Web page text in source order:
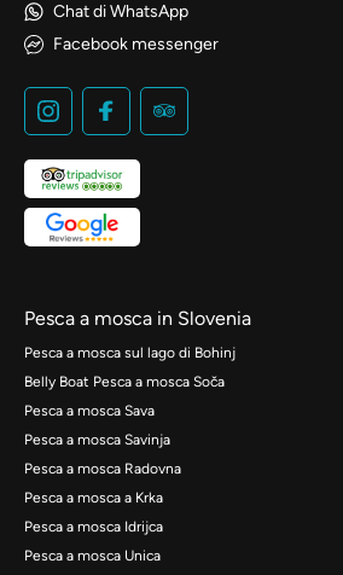
Chat di WhatsApp
Facebook messenger
Pesca a mosca in Slovenia
Pesca a mosca sul lago di Bohinj
Belly Boat Pesca a mosca Soča
Pesca a mosca Sava
Pesca a mosca Savinja
Pesca a mosca Radovna
Pesca a mosca a Krka
Pesca a mosca Idrijca
Pesca a mosca Unica